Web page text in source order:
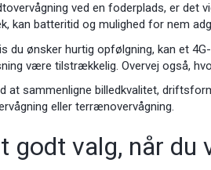
ved en foderplads, er det
kan batteritid og mulighed for nem
du ønsker hurtig opfølgning, kan et
være tilstrækkelig. Overvej også,
at sammenligne billedkvalitet,
eller terrænovervågning.
godt valg, når du